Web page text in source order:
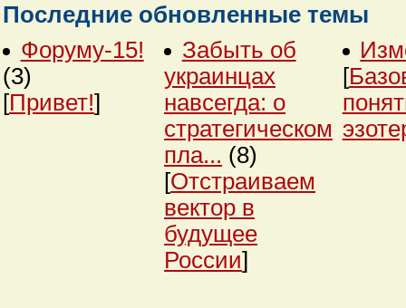
Последние обновленные темы
Форуму-15!
(3)
[Привет!]
Забыть об
украинцах
навсегда: о
стратегическом
пла... (8)
[Отстраиваем
вектор в
будущее
России]
[